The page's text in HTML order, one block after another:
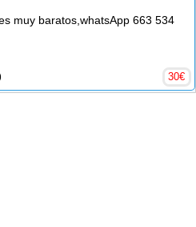
muy baratos,whatsApp 663 534
30€